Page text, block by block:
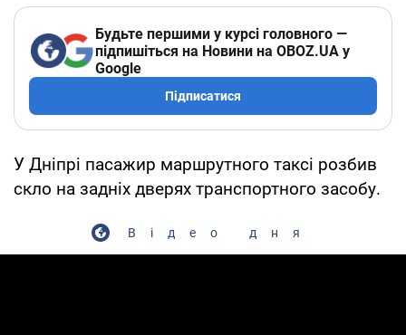
Будьте першими у курсі головного —
підпишіться на Новини на OBOZ.UA у
Google
Підписатися
У Дніпрі пасажир маршрутного таксі розбив
скло на задніх дверях транспортного засобу.
Відео дня